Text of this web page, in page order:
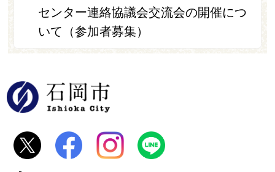
センター連絡協議会交流会の開催につ
いて（参加者募集）